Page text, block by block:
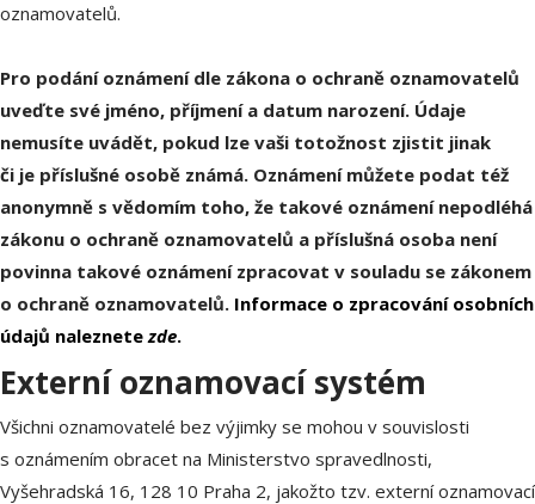
oznamovatelů.
Pro podání oznámení dle zákona o ochraně oznamovatelů
uveďte své jméno, příjmení a datum narození. Údaje
nemusíte uvádět, pokud lze vaši totožnost zjistit jinak
či je příslušné osobě známá. Oznámení můžete podat též
anonymně s vědomím toho, že takové oznámení nepodléhá
zákonu o ochraně oznamovatelů a příslušná osoba není
povinna takové oznámení zpracovat v souladu se zákonem
o ochraně oznamovatelů. Informace o zpracování osobních
údajů naleznetezde.
Externí oznamovací systém
Všichni oznamovatelé bez výjimky se mohou v souvislosti
s oznámením obracet na Ministerstvo spravedlnosti,
Vyšehradská 16, 128 10 Praha 2, jakožto tzv. externí oznamovací